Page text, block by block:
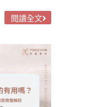
閱讀全文